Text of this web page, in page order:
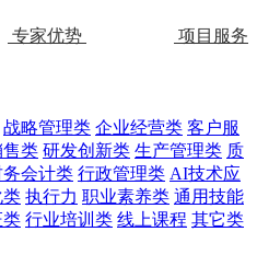
专家优势
项目服务
战略管理类 企业经营类 客户服
类 研发创新类 生产管理类 质
务会计类 行政管理类 AI技术应
类 执行力 职业素养类 通用技能
类 行业培训类 线上课程 其它类